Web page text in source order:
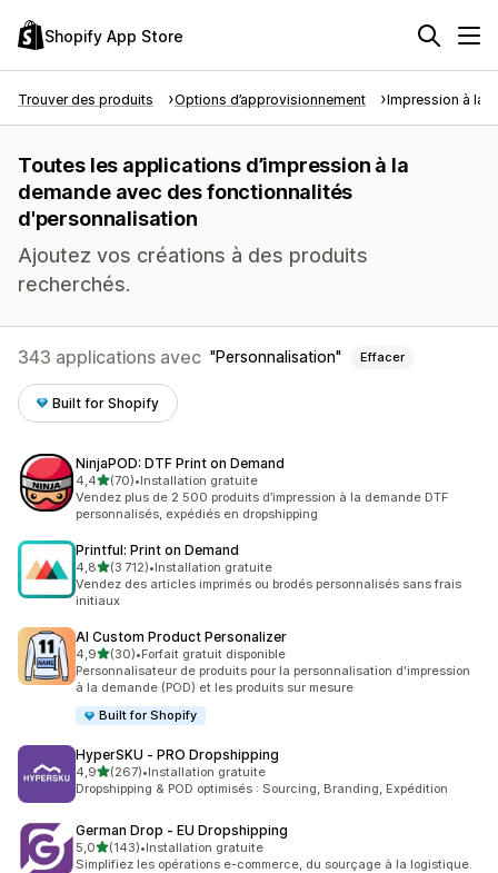
Shopify App Store
Trouver des produits Options d’approvisionnement Impression à la
Toutes les applications d’impression à la
demande avec des fonctionnalités
d'personnalisation
Ajoutez vos créations à des produits
recherchés.
343 applications avec Personnalisation Effacer
Built for Shopify
NinjaPOD: DTF Print on Demand
4,4étoile(s) sur 5
(70)
70 avis au total
•Installation gratuite
Vendez plus de 2 500 produits d’impression à la demande DTF
personnalisés, expédiés en dropshipping
Printful: Print on Demand
4,8étoile(s) sur 5
(3 712)
3712 avis au total
•Installation gratuite
Vendez des articles imprimés ou brodés personnalisés sans frais
initiaux
AI Custom Product Personalizer
4,9étoile(s) sur 5
(30)
30 avis au total
•Forfait gratuit disponible
Personnalisateur de produits pour la personnalisation d'impression
à la demande (POD) et les produits sur mesure
Built for Shopify
HyperSKU ‑ PRO Dropshipping
4,9étoile(s) sur 5
(267)
267 avis au total
•Installation gratuite
Dropshipping & POD optimisés : Sourcing, Branding, Expédition
German Drop ‑ EU Dropshipping
5,0étoile(s) sur 5
(143)
143 avis au total
•Installation gratuite
Simplifiez les opérations e-commerce, du sourçage à la logistique.